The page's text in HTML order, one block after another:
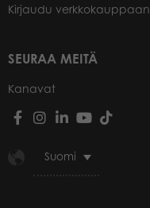
Kirjaudu verkkokauppaan
SEURAA MEITÄ
Kanavat
Suomi